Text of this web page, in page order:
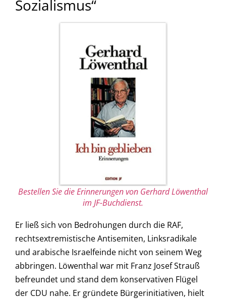
Sozialismus“
Bestellen Sie die Erinnerungen von Gerhard Löwenthal
im JF-Buchdienst.
Er ließ sich von Bedrohungen durch die RAF,
rechtsextremistische Antisemiten, Linksradikale
und arabische Israelfeinde nicht von seinem Weg
abbringen. Löwenthal war mit Franz Josef Strauß
befreundet und stand dem konservativen Flügel
der CDU nahe. Er gründete Bürgerinitiativen, hielt